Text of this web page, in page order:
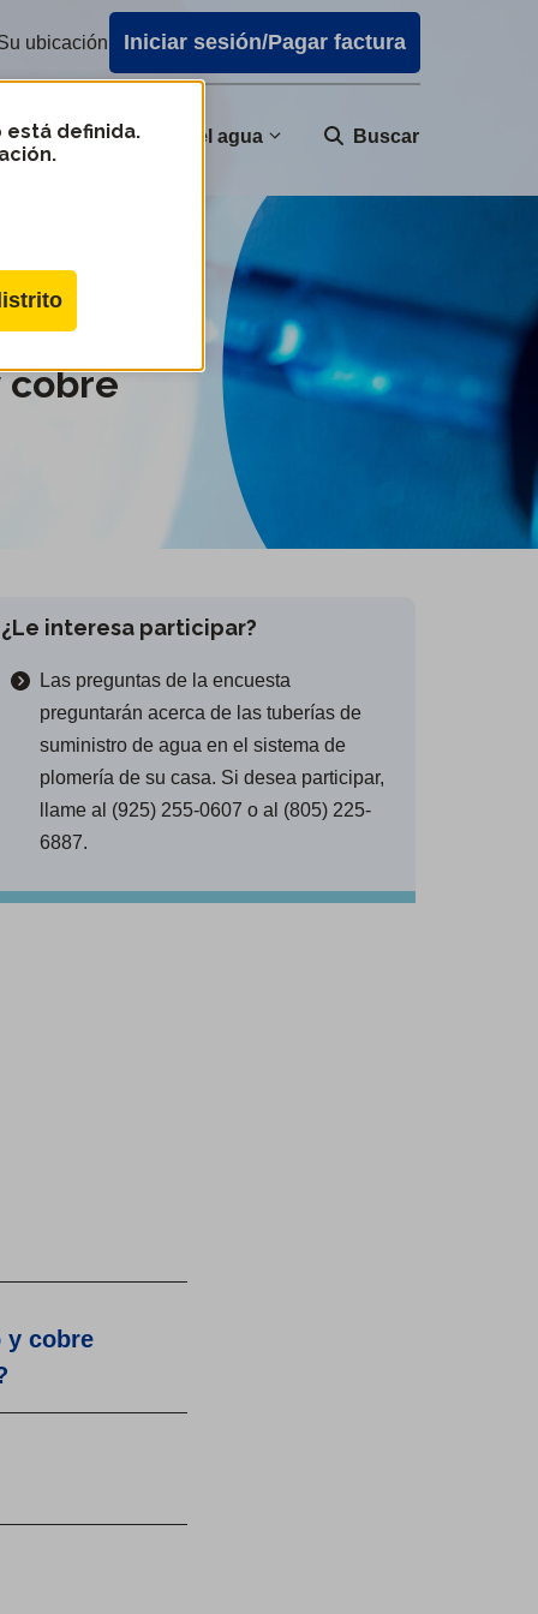
ubicación Iniciar sesión/Pagar factura
Calidad del agua Buscar
está definida.
cobre
¿Le interesa participar?
Las preguntas de la encuesta
preguntarán acerca de las tuberías de
suministro de agua en el sistema de
plomería de su casa. Si desea participar,
llame al (925) 255-0607 o al (805) 225-
6887.
y cobre